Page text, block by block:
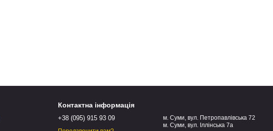
Контактна інформація
+38 (095) 915 93 09
м. Суми, вул. Петропавлівська 72
м. Суми, вул. Іллінська 7а